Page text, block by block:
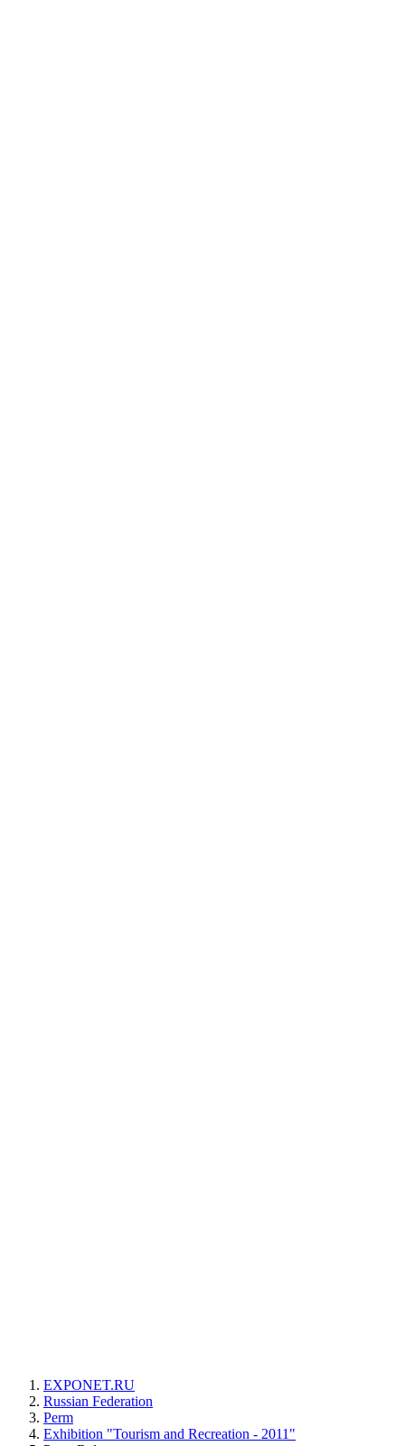
EXPONET.RU
Russian Federation
Perm
Exhibition "Tourism and Recreation - 2011"